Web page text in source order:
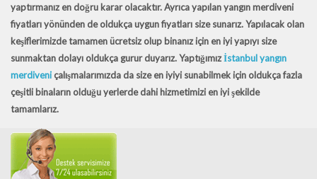
yaptırmanız en doğru karar olacaktır. Ayrıca yapılan yangın merdiveni
fiyatları yönünden de oldukça uygun fiyatları size sunarız. Yapılacak olan
keşiflerimizde tamamen ücretsiz olup binanız için en iyi yapıyı size
sunmaktan dolayı oldukça gurur duyarız. Yaptığımızİstanbul yangın
merdiveni çalışmalarımızda da size en iyiyi sunabilmek için oldukça fazla
çeşitli binaların olduğu yerlerde dahi hizmetimizi en iyi şekilde
tamamlarız.